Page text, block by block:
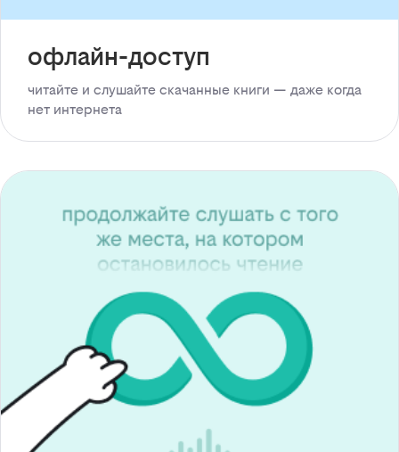
офлайн-доступ
читайте и слушайте скачанные книги — даже когда
нет интернета